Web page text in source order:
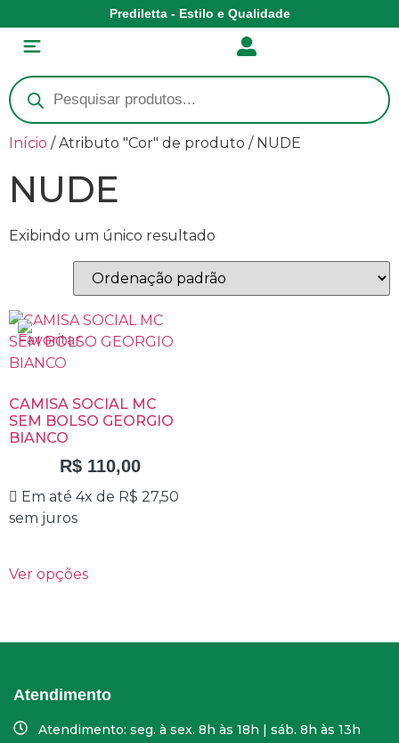
Prediletta - Estilo e Qualidade
Início / Atributo "Cor" de produto / NUDE
NUDE
Exibindo um único resultado
CAMISA SOCIAL MC
SEM BOLSO GEORGIO
BIANCO
R$ 110,00
Em até 4x de R$ 27,50
sem juros
Ver opções
Atendimento
Atendimento: seg. à sex. 8h às 18h | sáb. 8h às 13h